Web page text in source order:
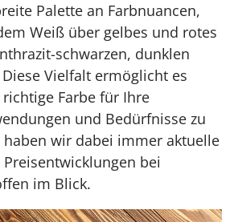
Palette an Farbnuancen,
Weiß über gelbes und rotes
schwarzen, dunklen
Vielfalt ermöglicht es
Farbe für Ihre
und Bedürfnisse zu
wir dabei immer aktuelle
bei
im Blick.